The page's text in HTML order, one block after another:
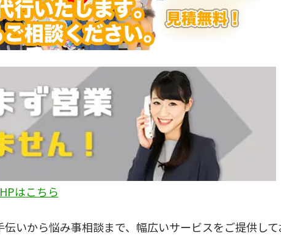
はこちら
いから悩み事相談まで、幅広いサービスをご提供して